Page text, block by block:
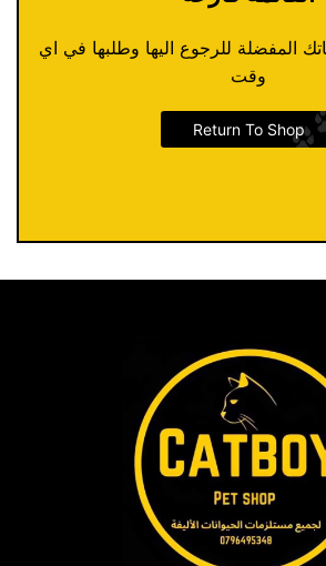
المفضلة للرجوع اليها وطلبها في اي
وقت
Return To Shop